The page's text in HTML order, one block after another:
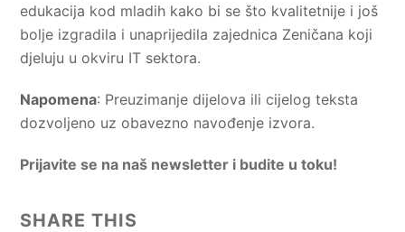
edukacija kod mladih kako bi se što kvalitetnije i još
bolje izgradila i unaprijedila zajednica Zeničana koji
djeluju u okviru IT sektora.
Napomena: Preuzimanje dijelova ili cijelog teksta
dozvoljeno uz obavezno navođenje izvora.
Prijavite se na naš newsletter i budite u toku!
SHARE THIS